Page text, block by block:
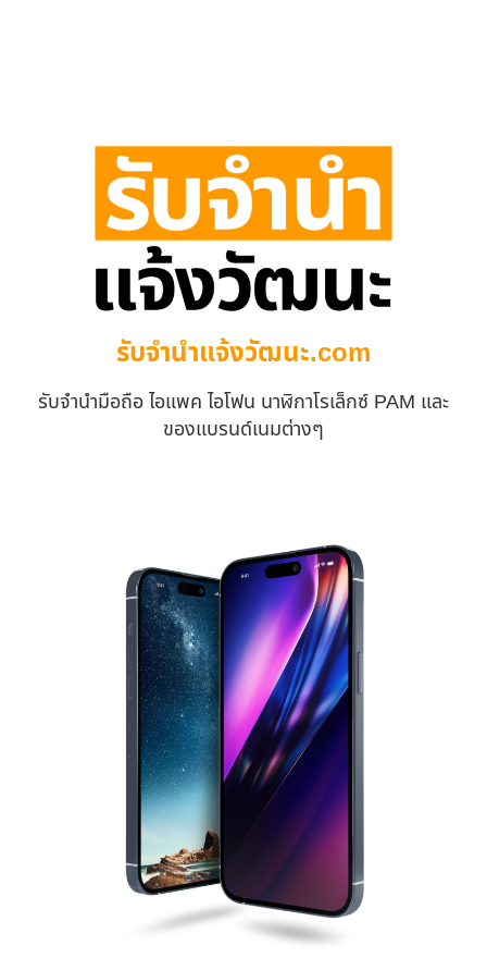
รับจํานําแจ้งวัฒนะ.com
รับจำนำมือถือ ไอแพค ไอโฟน นาฬิกาโรเล็กซ์ PAM และ
ของแบรนด์เนมต่างๆ